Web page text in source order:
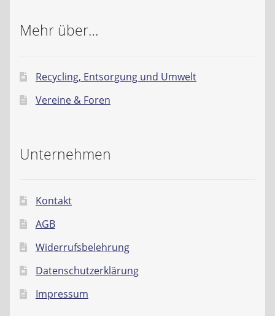
Öle- und Schmierstoff Verordnung
Widerrufsbelehrung
Impressum
Mehr über…
Recycling, Entsorgung und Umwelt
Vereine & Foren
Unternehmen
Kontakt
AGB
Widerrufsbelehrung
Datenschutzerklärung
Impressum